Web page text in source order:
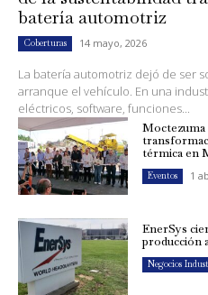
batería automotriz
Coberturas 14 mayo, 2026
La batería automotriz dejó de ser
arranque el vehículo. En una
eléctricos, software, funciones...
Moctezuma
térmica en
Eventos 1
EnerSys
producción
Negocios